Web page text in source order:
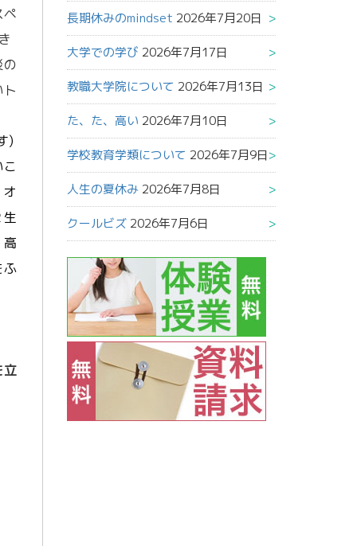
ペ
の
)
生
高
ふ
立
長期休みのmindset 2026年7月20日
大学での学び 2026年7月17日
教職大学院について 2026年7月13日
た、た、高い 2026年7月10日
学校教育学類について 2026年7月9日
人生の夏休み 2026年7月8日
クールビズ 2026年7月6日